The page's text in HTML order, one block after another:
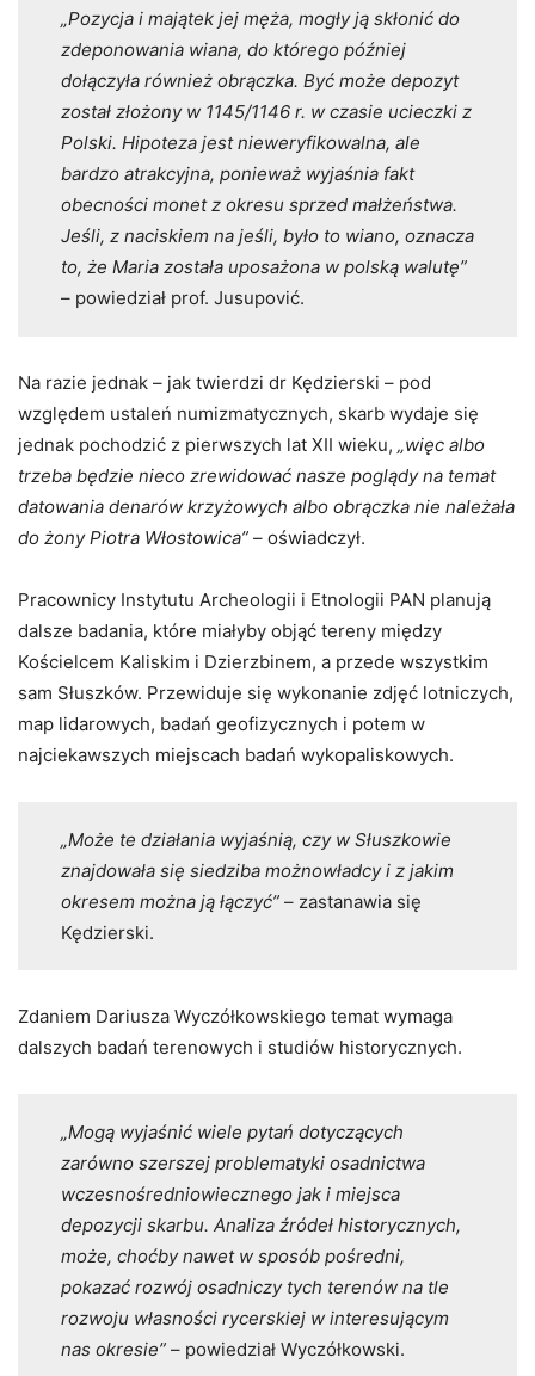
„Pozycja i majątek jej męża, mogły ją skłonić do
zdeponowania wiana, do którego później
dołączyła również obrączka. Być może depozyt
został złożony w 1145/1146 r. w czasie ucieczki z
Polski. Hipoteza jest nieweryfikowalna, ale
bardzo atrakcyjna, ponieważ wyjaśnia fakt
obecności monet z okresu sprzed małżeństwa.
Jeśli, z naciskiem na jeśli, było to wiano, oznacza
to, że Maria została uposażona w polską walutę”
– powiedział prof. Jusupović.
Na razie jednak – jak twierdzi dr Kędzierski – pod
względem ustaleń numizmatycznych, skarb wydaje się
jednak pochodzić z pierwszych lat XII wieku, „więc albo
trzeba będzie nieco zrewidować nasze poglądy na temat
datowania denarów krzyżowych albo obrączka nie należała
do żony Piotra Włostowica” – oświadczył.
Pracownicy Instytutu Archeologii i Etnologii PAN planują
dalsze badania, które miałyby objąć tereny między
Kościelcem Kaliskim i Dzierzbinem, a przede wszystkim
sam Słuszków. Przewiduje się wykonanie zdjęć lotniczych,
map lidarowych, badań geofizycznych i potem w
najciekawszych miejscach badań wykopaliskowych.
„Może te działania wyjaśnią, czy w Słuszkowie
znajdowała się siedziba możnowładcy i z jakim
okresem można ją łączyć”– zastanawia się
Kędzierski.
Zdaniem Dariusza Wyczółkowskiego temat wymaga
dalszych badań terenowych i studiów historycznych.
„Mogą wyjaśnić wiele pytań dotyczących
zarówno szerszej problematyki osadnictwa
wczesnośredniowiecznego jak i miejsca
depozycji skarbu. Analiza źródeł historycznych,
może, choćby nawet w sposób pośredni,
pokazać rozwój osadniczy tych terenów na tle
rozwoju własności rycerskiej w interesującym
nas okresie” – powiedział Wyczółkowski.